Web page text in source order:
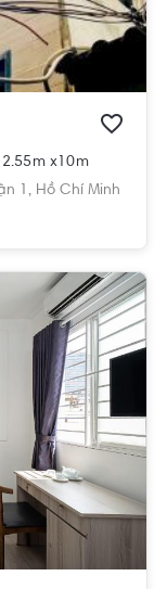
x10m
1, Hồ Chí Minh